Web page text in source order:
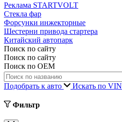
Реклама STARTVOLT
Стекла фар
Форсунки инжекторные
Шестерни привода стартера
Китайский автопарк
Поиск по сайту
Поиск по сайту
Поиск по ОЕМ
Подобрать к авто Искать по VIN
Фильтр